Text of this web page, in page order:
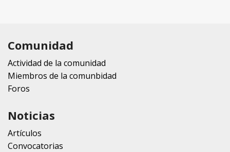
Comunidad
Actividad de la comunidad
Miembros de la comunbidad
Foros
Noticias
Artículos
Convocatorias